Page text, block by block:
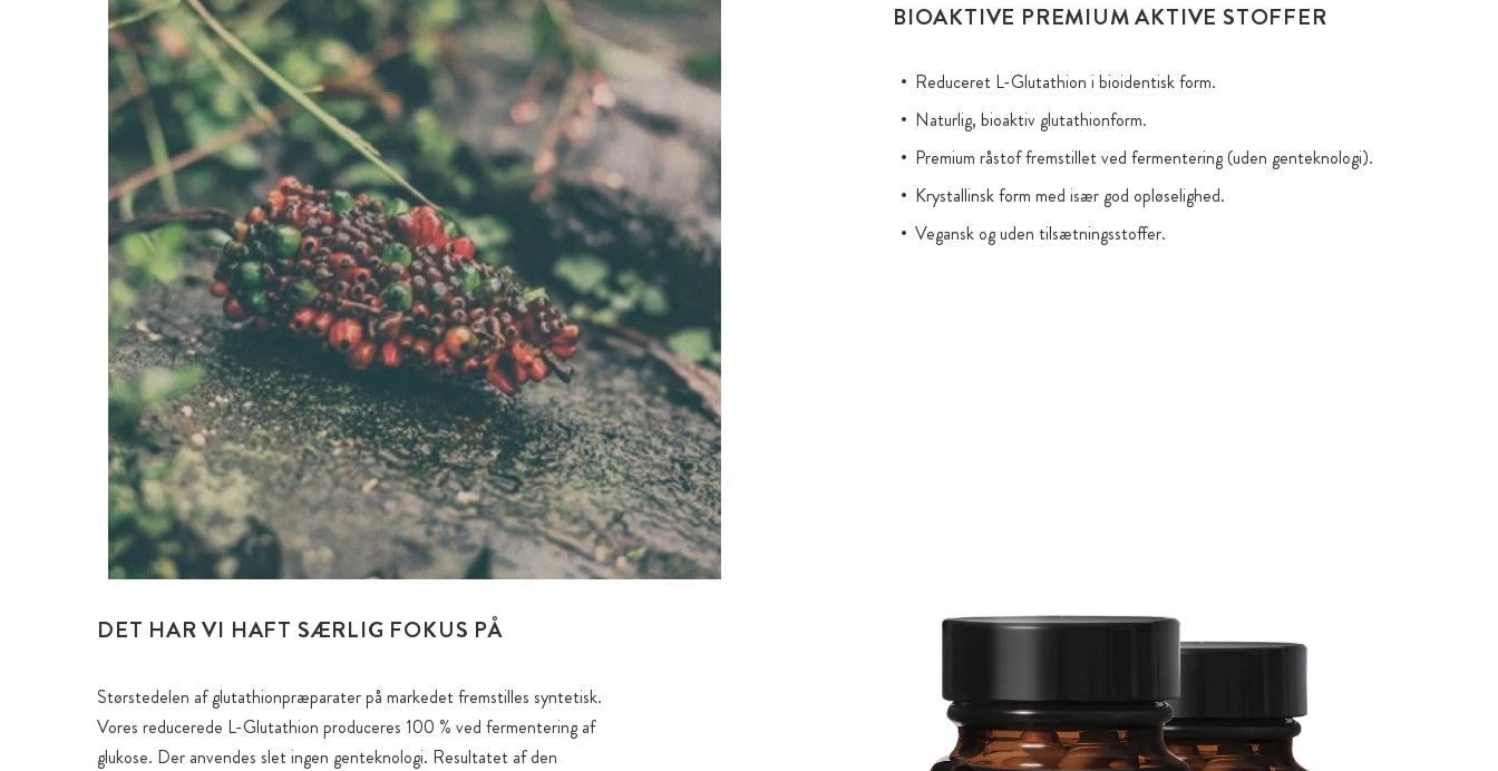
BIOAKTIVE PREMIUM AKTIVE STOFFER
Reduceret L-Glutathion i bioidentisk form.
Naturlig, bioaktiv glutathionform.
Premium råstof fremstillet ved fermentering (uden genteknologi).
Krystallinsk form med især god opløselighed.
Vegansk og uden tilsætningsstoffer.
DET HAR VI HAFT SÆRLIG FOKUS PÅ
Størstedelen af glutathionpræparater på markedet fremstilles syntetisk.
Vores reducerede L-Glutathion produceres 100 % ved fermentering af
glukose. Der anvendes slet ingen genteknologi. Resultatet af den